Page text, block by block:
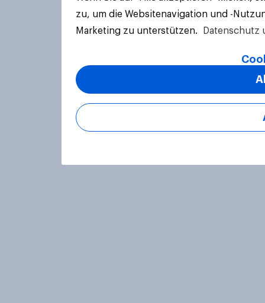
zu, um die Websitenavigation und -
Marketing zu unterstützen.
Datenschutz